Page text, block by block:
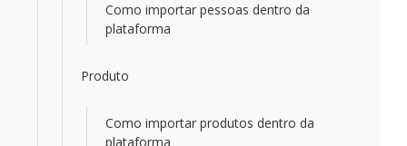
Como importar pessoas dentro da
plataforma
Produto
Como importar produtos dentro da
plataforma